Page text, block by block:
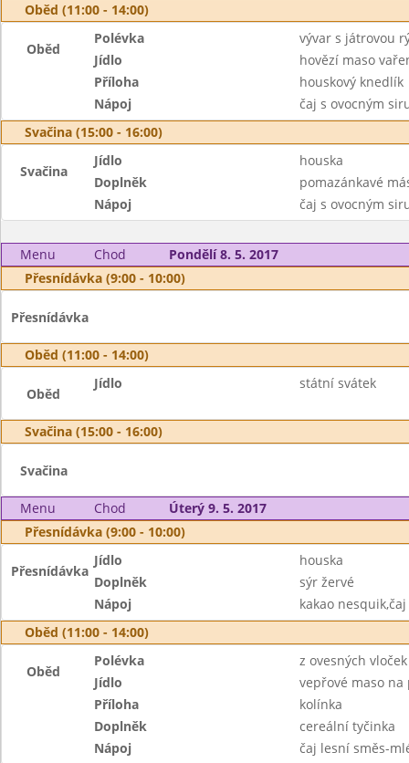
Oběd (11:00 - 14:00)
Oběd
Polévka
vývar s játrovou
Jídlo
hovězí maso
Příloha
houskový knedlík
Nápoj
čaj s ovocným
Svačina (15:00 - 16:00)
Svačina
Jídlo
houska
Doplněk
pomazánkavé
Nápoj
čaj s ovocným
Menu Chod
Pondělí 8. 5. 2017
Přesnídávka (9:00 - 10:00)
Přesnídávka
Oběd (11:00 - 14:00)
Oběd
Jídlo státní svátek
Svačina (15:00 - 16:00)
Svačina
Menu Chod
Úterý 9. 5. 2017
Přesnídávka (9:00 - 10:00)
Přesnídávka
Jídlo
houska
Doplněk
sýr žervé
Nápoj
kakao
Oběd (11:00 - 14:00)
Oběd
Polévka
z ovesných vloček
Jídlo
vepřové maso na
Příloha
kolínka
Doplněk
cereální tyčinka
Nápoj
čaj lesní směs-